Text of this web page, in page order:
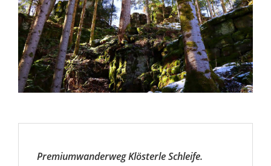
Premiumwanderweg Klösterle Schleife.